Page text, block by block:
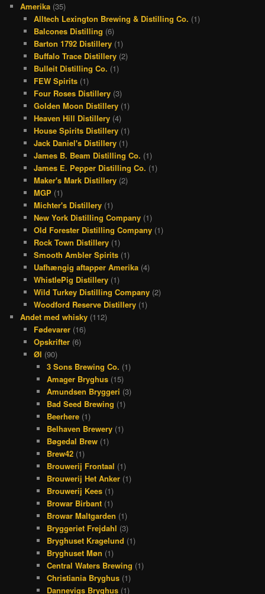
e
b
o
o
k
e
a
d
s
a
g
r
a
m
e
r
e
t
Amerika (35)
Alltech Lexington Brewing & Distilling Co. (1)
Balcones Distilling (6)
Barton 1792 Distillery(1)
Buffalo Trace Distillery(2)
Bulleit Distilling Co. (1)
FEW Spirits(1)
Four Roses Distillery(3)
Golden Moon Distillery(1)
Heaven Hill Distillery(4)
House Spirits Distillery(1)
Jack Daniel's Distillery(1)
James B. Beam Distilling Co. (1)
James E. Pepper Distilling Co. (1)
Maker's Mark Distillery(2)
MGP(1)
Michter's Distillery(1)
New York Distilling Company(1)
Old Forester Distilling Company(1)
Rock Town Distillery(1)
Smooth Ambler Spirits(1)
Uafhængig aftapper Amerika(4)
WhistlePig Distillery(1)
Wild Turkey Distilling Company(2)
Woodford Reserve Distillery(1)
Andet med whisky (112)
Fødevarer(16)
Opskrifter(6)
Øl (90)
3 Sons Brewing Co. (1)
Amager Bryghus (15)
Amundsen Bryggeri (3)
Bad Seed Brewing (1)
Beerhere (1)
Belhaven Brewery (1)
Bøgedal Brew (1)
Brew42 (1)
Brouwerij Frontaal (1)
Brouwerij Het Anker (1)
Brouwerij Kees (1)
Browar Birbant (1)
Browar Maltgarden (1)
Bryggeriet Frejdahl (3)
Bryghuset Kragelund (1)
Bryghuset Møn (1)
Central Waters Brewing (1)
Christiania Bryghus (1)
Dannevigs Bryghus (1)